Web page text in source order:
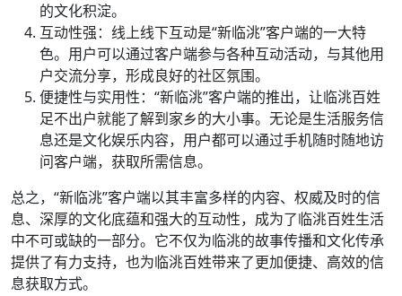
的文化积淀。
互动性强：线上线下互动是“新临洮”客户端的一大特
色。用户可以通过客户端参与各种互动活动，与其他用
户交流分享，形成良好的社区氛围。
便捷性与实用性：“新临洮”客户端的推出，让临洮百姓
足不出户就能了解到家乡的大小事。无论是生活服务信
息还是文化娱乐内容，用户都可以通过手机随时随地访
问客户端，获取所需信息。
总之，“新临洮”客户端以其丰富多样的内容、权威及时的信
息、深厚的文化底蕴和强大的互动性，成为了临洮百姓生活
中不可或缺的一部分。它不仅为临洮的故事传播和文化传承
提供了有力支持，也为临洮百姓带来了更加便捷、高效的信
息获取方式。